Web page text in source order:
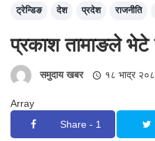
ट्रेन्डिङ देश प्रदेश राजनीति
प्रकाश तामाङले भेटे
समुदाय खबर १८ भाद्र
Array
Share - 1